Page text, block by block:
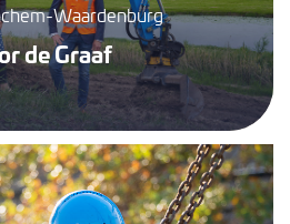
Waardenburg
de Graaf